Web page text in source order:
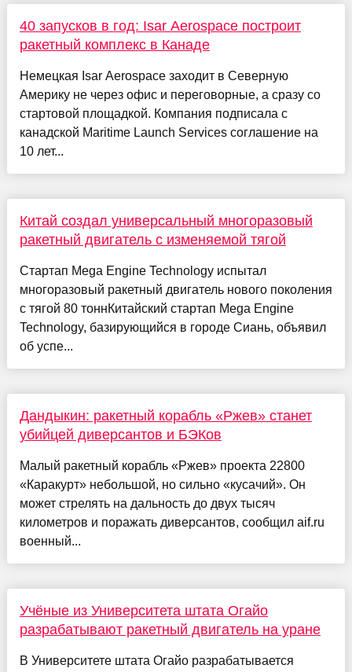
40 запусков в год: Isar Aerospace построит
ракетный комплекс в Канаде
Немецкая Isar Aerospace заходит в Северную
Америку не через офис и переговорные, а сразу со
стартовой площадкой. Компания подписала с
канадской Maritime Launch Services соглашение на
10 лет...
Китай создал универсальный многоразовый
ракетный двигатель с изменяемой тягой
Стартап Mega Engine Technology испытал
многоразовый ракетный двигатель нового поколения
с тягой 80 тоннКитайский стартап Mega Engine
Technology, базирующийся в городе Сиань, объявил
об успе...
Дандыкин: ракетный корабль «Ржев» станет
убийцей диверсантов и БЭКов
Малый ракетный корабль «Ржев» проекта 22800
«Каракурт» небольшой, но сильно «кусачий». Он
может стрелять на дальность до двух тысяч
километров и поражать диверсантов, сообщил aif.ru
военный...
Учёные из Университета штата Огайо
разрабатывают ракетный двигатель на уране
В Университете штата Огайо разрабатывается